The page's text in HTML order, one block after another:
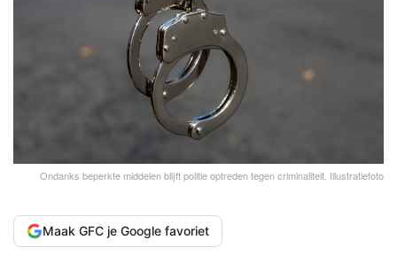
Ondanks beperkte middelen blijft politie optreden tegen criminaliteit. Illustratiefoto
Maak GFC je Google favoriet